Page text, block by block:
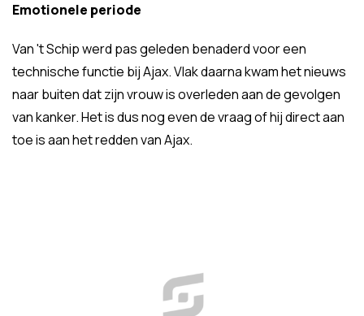
Emotionele periode
Van 't Schip werd pas geleden benaderd voor een
technische functie bij Ajax. Vlak daarna kwam het nieuws
naar buiten dat zijn vrouw is overleden aan de gevolgen
van kanker. Het is dus nog even de vraag of hij direct aan
toe is aan het redden van Ajax.